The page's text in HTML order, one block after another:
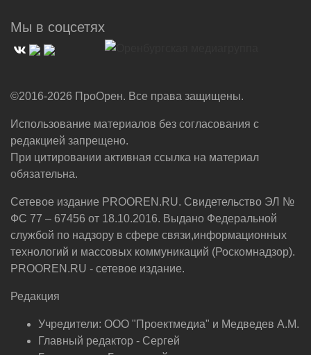
Мы в соцсетях
©2016-2026 ПроОрен. Все права защищены.
Использование материалов без согласования с
редакцией запрещено.
При цитировании активная ссылка на материал
обязательна.
Сетевое издание PROOREN.RU. Свидетельство ЭЛ №
ФС 77 – 67456 от 18.10.2016. Выдано Федеральной
службой по надзору в сфере связи,информационных
технологий и массовых коммуникаций (Роскомнадзор).
PROOREN.RU - сетевое издание.
Редакция
Учредители: ООО "Проектмедиа" и Медведев А.М.
Главный редактор - Сергей